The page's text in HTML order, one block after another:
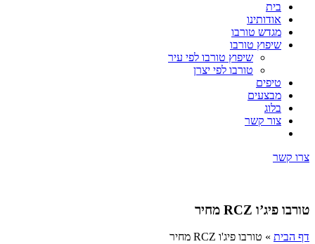
בית
אודותינו
מגדש טורבו
שיפוץ טורבו
שיפוץ טורבו לפי עיר
טורבו לפי יצרן
טיפים
מבצעים
בלוג
צור קשר
צרו קשר
טורבו פיג’ו RCZ מחיר
דף הבית » טורבו פיג'ו RCZ מחיר